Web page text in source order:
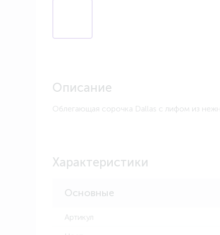
Описание
Облегающая сорочка Dallas с лифом из
Характеристики
Основные
Артикул